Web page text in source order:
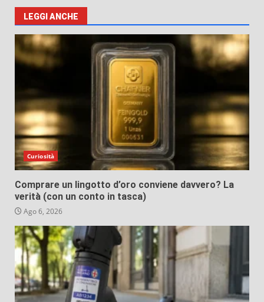
LEGGI ANCHE
Curiosità
Comprare un lingotto d’oro conviene davvero? La
verità (con un conto in tasca)
Ago 6, 2026